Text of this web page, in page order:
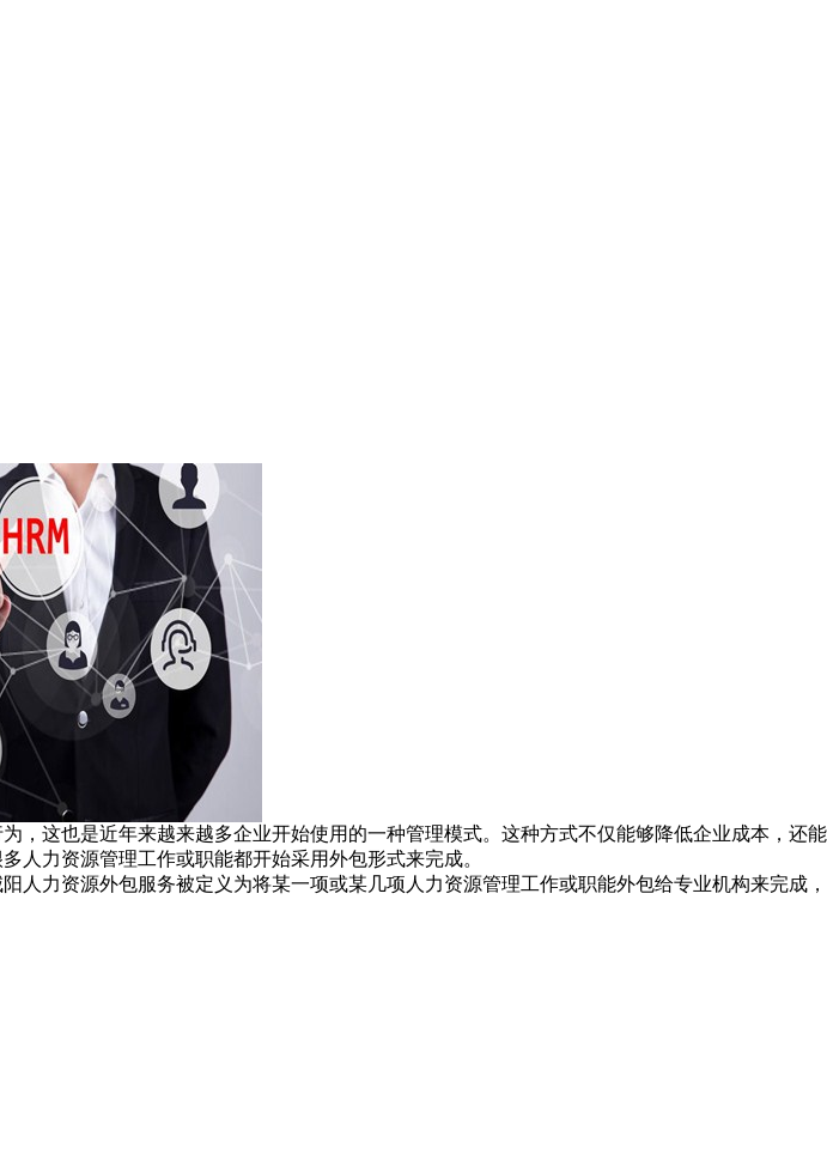
，这也是近年来越来越多企业开始使用的一种管理模式。这种方式不仅能够降低企业成本，还能
人力资源管理工作或职能都开始采用外包形式来完成。
人力资源外包服务被定义为将某一项或某几项人力资源管理工作或职能外包给专业机构来完成，